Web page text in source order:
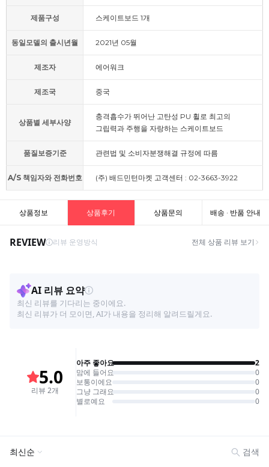
제품구성 스케이트보드 1개
동일모델의 출시년월 2021년 05월
제조자 에어워크
제조국 중국
상품별 세부사양
충격흡수가 뛰어난 고탄성 PU 휠로 최고의
그립력과 주행을 자랑하는 스케이트보드
품질보증기준 관련법 및 소비자분쟁해결 규정에 따름
A/S 책임자와 전화번호 (주) 배드민턴마켓 고객센터 : 02-3663-3922
상품정보 상품후기 상품문의 배송 · 반품 안내